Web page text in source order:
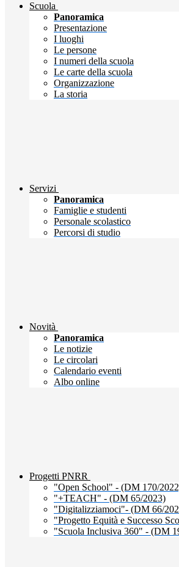
Scuola
Panoramica
Presentazione
I luoghi
Le persone
I numeri della scuola
Le carte della scuola
Organizzazione
La storia
Servizi
Panoramica
Famiglie e studenti
Personale scolastico
Percorsi di studio
Novità
Panoramica
Le notizie
Le circolari
Calendario eventi
Albo online
Progetti PNRR
"Open School" - (DM 170/
"+TEACH" - (DM 65/2023)
"Digitalizziamoci"- (DM 66/
"Progetto Equità e Successo
"Scuola Inclusiva 360" - (DM